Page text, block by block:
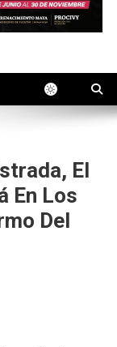
El
En Los
Del